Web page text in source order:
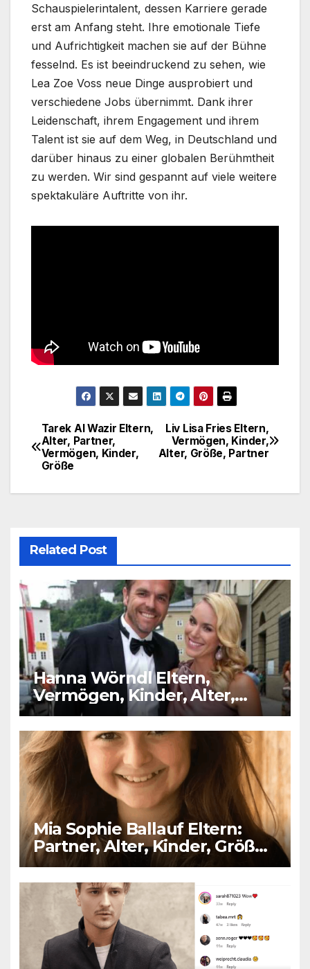
Schauspielerintalent, dessen Karriere gerade
erst am Anfang steht. Ihre emotionale Tiefe
und Aufrichtigkeit machen sie auf der Bühne
fesselnd. Es ist beeindruckend zu sehen, wie
Lea Zoe Voss neue Dinge ausprobiert und
verschiedene Jobs übernimmt. Dank ihrer
Leidenschaft, ihrem Engagement und ihrem
Talent ist sie auf dem Weg, in Deutschland und
darüber hinaus zu einer globalen Berühmtheit
zu werden. Wir sind gespannt auf viele weitere
spektakuläre Auftritte von ihr.
Post
navigation
Liv Lisa Fries Eltern,
Vermögen, Kinder,
Alter, Größe, Partner
Tarek Al Wazir Eltern,
Alter, Partner,
Vermögen, Kinder,
Größe
Related Post
Hanna Wörndl Eltern,
Vermögen, Kinder, Alter,
Größe, Partner
Mia Sophie Ballauf Eltern:
Partner, Alter, Kinder, Größe,
Vermögen